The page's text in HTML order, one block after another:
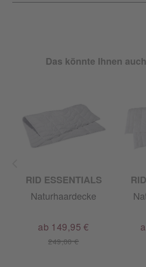
Das könnte Ihnen
RID ESSENTIALS
Naturhaardecke
249,00 €
ab 149,95 €